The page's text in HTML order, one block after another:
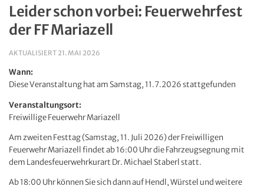
Leider schon vorbei: Feuerwehrfest
der FF Mariazell
AKTUALISIERT 21. MAI 2026
Wann:
Diese Veranstaltung hat am Samstag, 11.7.2026 stattgefunden
Veranstaltungsort:
Freiwillige Feuerwehr Mariazell
Am zweiten Festtag (Samstag, 11. Juli 2026) der Freiwilligen
Feuerwehr Mariazell findet ab 16:00 Uhr die Fahrzeugsegnung mit
dem Landesfeuerwehrkurart Dr. Michael Staberl statt.
Ab 18:00 Uhr können Sie sich dann auf Hendl, Würstel und weitere